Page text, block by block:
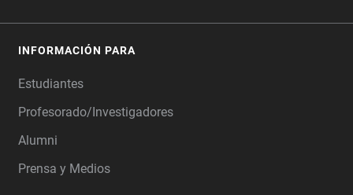
INFORMACIÓN PARA
Estudiantes
Profesorado/Investigadores
Alumni
Prensa y Medios